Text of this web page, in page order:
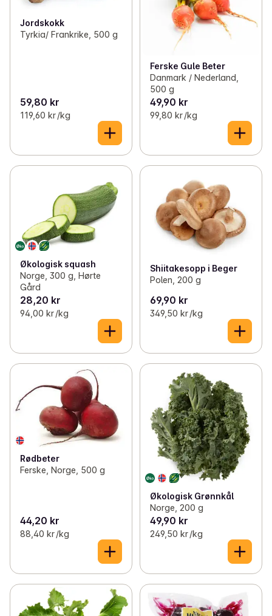
Jordskokk
Tyrkia/ Frankrike, 500 g
59,80 kr
119,60 kr /kg
Ferske Gule Beter
Danmark / Nederland,
500 g
49,90 kr
99,80 kr /kg
Økologisk squash
Norge, 300 g, Hørte
Gård
28,20 kr
94,00 kr /kg
Shiitakesopp i Beger
Polen, 200 g
69,90 kr
349,50 kr /kg
Rødbeter
Ferske, Norge, 500 g
44,20 kr
88,40 kr /kg
Økologisk Grønnkål
Norge, 200 g
49,90 kr
249,50 kr /kg